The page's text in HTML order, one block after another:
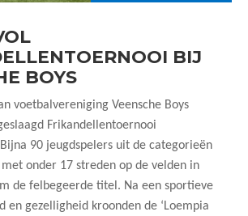
BIJ
BOYS
voetbalvereniging Veensche Boys
Frikandellentoernooi
90 jeugdspelers uit de categorieën
onder 17 streden op de velden in
de felbegeerde titel. Na een sportieve
en gezelligheid kroonden de ‘Loempia